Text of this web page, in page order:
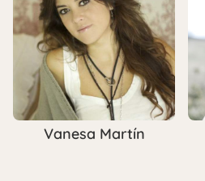
Vanesa Martín